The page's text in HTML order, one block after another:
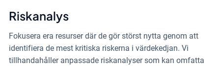
Riskanalys
Fokusera era resurser där de gör störst nytta genom att
identifiera de mest kritiska riskerna i värdekedjan. Vi
tillhandahåller anpassade riskanalyser som kan omfatta